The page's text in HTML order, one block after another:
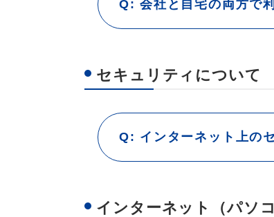
会社と自宅の両方で
セキュリティについて
インターネット上の
インターネット（パソ